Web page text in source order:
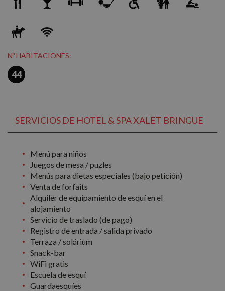
Nº HABITACIONES:
44
SERVICIOS DE HOTEL & SPA XALET BRINGUE
Menú para niños
Juegos de mesa / puzles
Menús para dietas especiales (bajo petición)
Venta de forfaits
Alquiler de equipamiento de esquí en el
alojamiento
Servicio de traslado (de pago)
Registro de entrada / salida privado
Terraza / solárium
Snack-bar
WiFi gratis
Escuela de esquí
Guardaesquíes